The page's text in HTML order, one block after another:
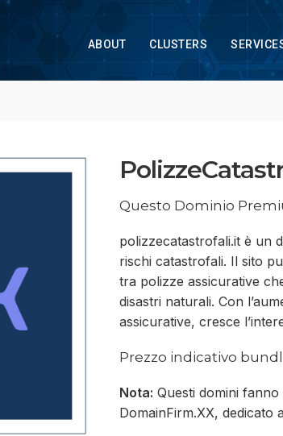
ABOUT CLUSTERS
Questo Dominio
polizzecatastrofali.it è un
rischi catastrofali. Il sito
tra polizze assicurative
disastri naturali. Con
assicurative, cresce
Prezzo indicativo
Nota: Questi domini
DomainFirm.XX, dedicato